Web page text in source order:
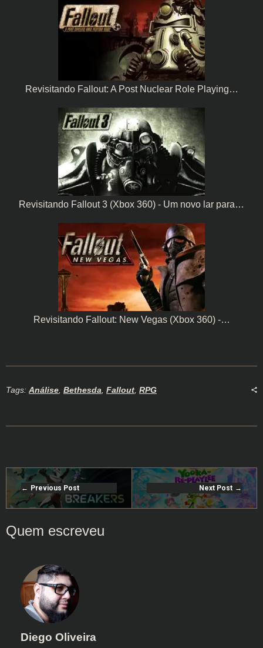
Revisitando Fallout: A Post Nuclear Role Playing…
Revisitando Fallout 3 (Xbox 360) - Um novo lar para…
Revisitando Fallout: New Vegas (Xbox 360) -…
Tags: Análise Bethesda Fallout RPG
Previous Post Next Post
Diego Oliveira